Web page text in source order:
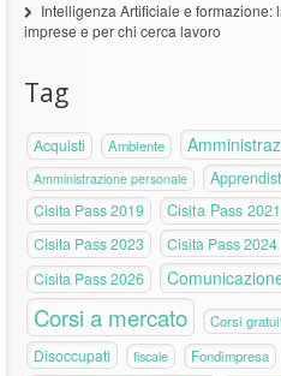
Intelligenza Artificiale e formazione:
imprese e per chi cerca lavoro
Tag
Acquisti Ambiente
Amministrazione personale
Cisita Pass 2019
Cisita Pass 2021
Cisita Pass 2023 Cisita Pass 2024
Cisita Pass 2026
Corsi a mercato Corsi
Disoccupati fiscale Fondimpresa